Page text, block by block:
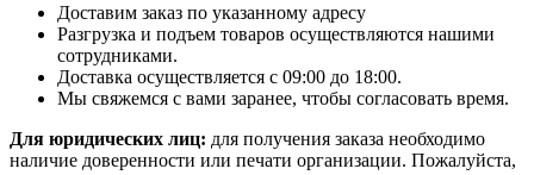
Доставим заказ по указанному адресу
Разгрузка и подъем товаров осуществляются нашими
сотрудниками.
Доставка осуществляется с 09:00 до 18:00.
Мы свяжемся с вами заранее, чтобы согласовать время.
Для юридических лиц: для получения заказа необходимо
наличие доверенности или печати организации. Пожалуйста,